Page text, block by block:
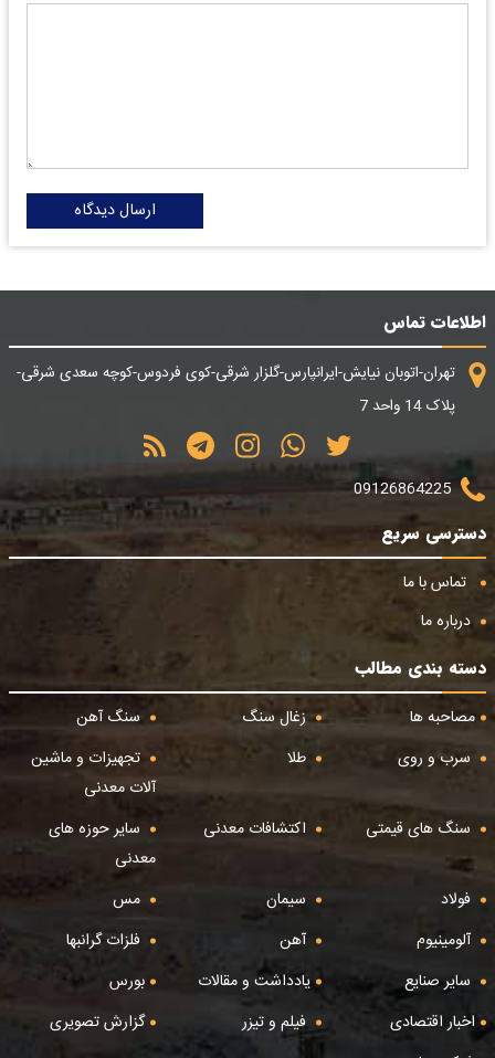
ارسال دیدگاه
اطلاعات تماس
تهران-اتوبان نیایش-ایرانپارس-گلزار شرقی-کوی فردوس-کوچه سعدی شرقی-
پلاک 14 واحد 7
09126864225
دسترسی سریع
تماس با ما
درباره ما
دسته بندی مطالب
مصاحبه ها
زغال سنگ
سنگ آهن
سرب و روی
طلا
تجهیزات و ماشین
آلات معدنی
سنگ های قیمتی
اکتشافات معدنی
سایر حوزه های
معدنی
فولاد
سیمان
مس
آلومینیوم
آهن
فلزات گرانبها
سایر صنایع
یادداشت و مقالات
بورس
اخبار اقتصادی
فیلم و تیزر
گزارش تصویری